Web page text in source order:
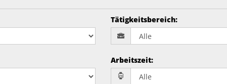
Tätigkeitsbereich:
Arbeitszeit: